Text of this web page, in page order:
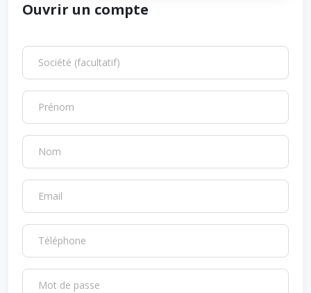
Ouvrir un compte
Société (facultatif)
Prénom
Nom
Email
Téléphone
Mot de passe